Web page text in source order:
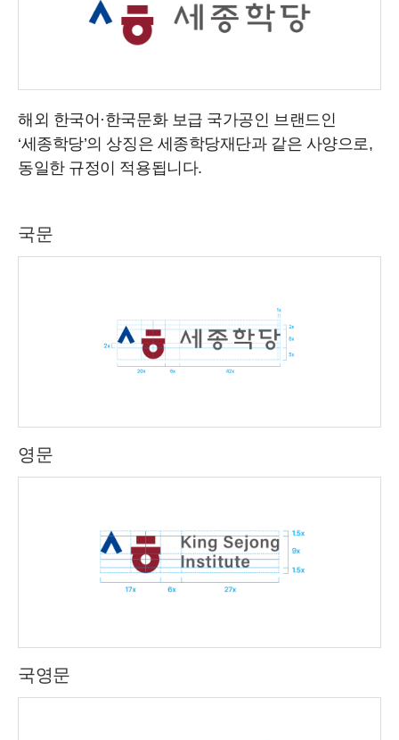
해외 한국어·한국문화 보급 국가공인 브랜드인
‘세종학당’의 상징은 세종학당재단과 같은 사양으로,
동일한 규정이 적용됩니다.
국문
영문
국영문